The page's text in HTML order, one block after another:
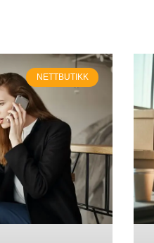
NETTBUTIKK